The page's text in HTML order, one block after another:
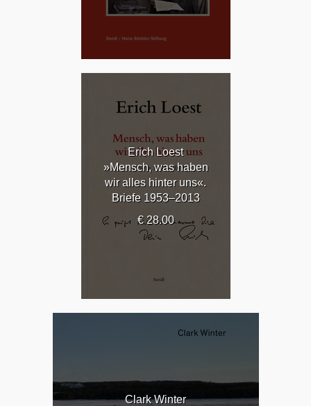
Erich Loest
»Mensch, was haben
wir alles hinter uns«.
Briefe 1953–2013
€ 28.00
Clark Winter